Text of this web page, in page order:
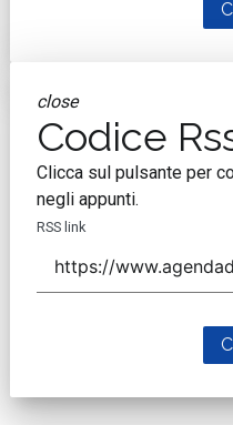
close
Codice
Clicca sul pulsante per
negli appunti.
RSS link